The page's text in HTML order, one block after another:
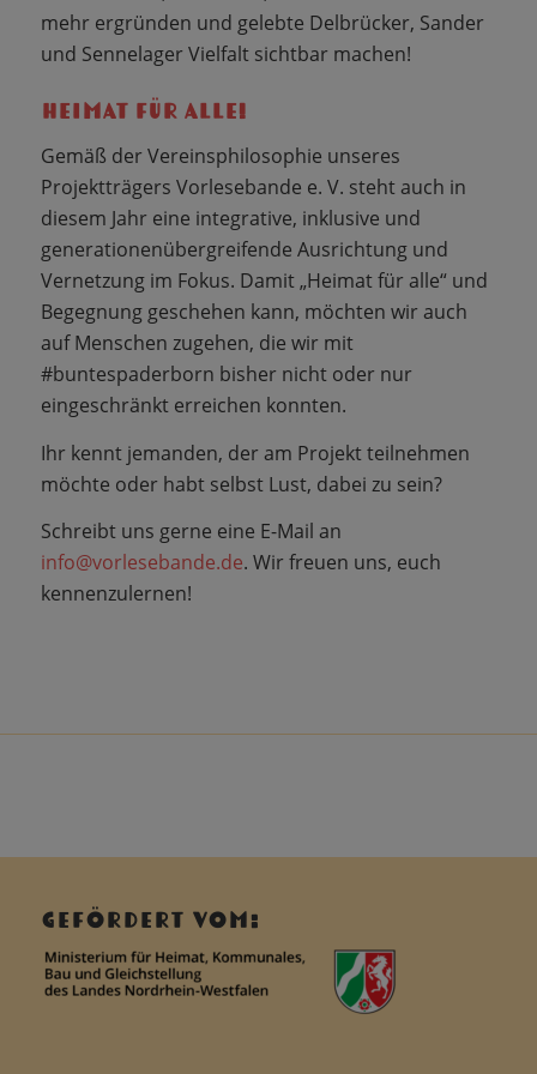
mehr ergründen und gelebte Delbrücker, Sander
und Sennelager Vielfalt sichtbar machen!
HEIMAT FÜR ALLE!
Gemäß der Vereinsphilosophie unseres
Projektträgers Vorlesebande e. V. steht auch in
diesem Jahr eine integrative, inklusive und
generationenübergreifende Ausrichtung und
Vernetzung im Fokus. Damit „Heimat für alle“ und
Begegnung geschehen kann, möchten wir auch
auf Menschen zugehen, die wir mit
#buntespaderborn bisher nicht oder nur
eingeschränkt erreichen konnten.
Ihr kennt jemanden, der am Projekt teilnehmen
möchte oder habt selbst Lust, dabei zu sein?
Schreibt uns gerne eine E-Mail an
info@vorlesebande.de. Wir freuen uns, euch
kennenzulernen!
GEFÖRDERT VOM: